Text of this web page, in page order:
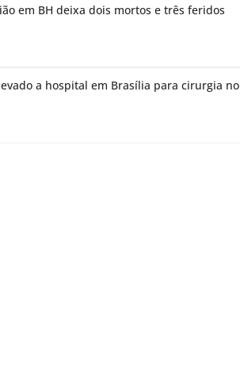
em BH deixa dois mortos e três feridos
a hospital em Brasília para cirurgia no